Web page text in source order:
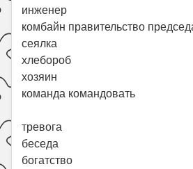
инженер
комбайн правительство
сеялка
хлебороб
хозяин
команда командовать
тревога
беседа
богатство